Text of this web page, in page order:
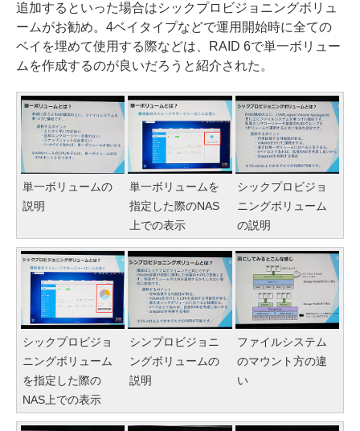
追加するといった場合はシックプロビジョニングボリュ
ームがお勧め。4ベイタイプなどで運用開始時に全ての
ベイを埋めて使用する際などは、RAID 6で単一ボリュー
ムを作成するのが良いだろうと紹介された。
単一ボリュームの
説明
単一ボリュームを
指定した際のNAS
上での表示
シックプロビジョ
ニングボリューム
の説明
シックプロビジョ
ニングボリューム
を指定した際の
NAS上での表示
シンプロビジョニ
ングボリュームの
説明
ファイルシステム
のマウント方の違
い